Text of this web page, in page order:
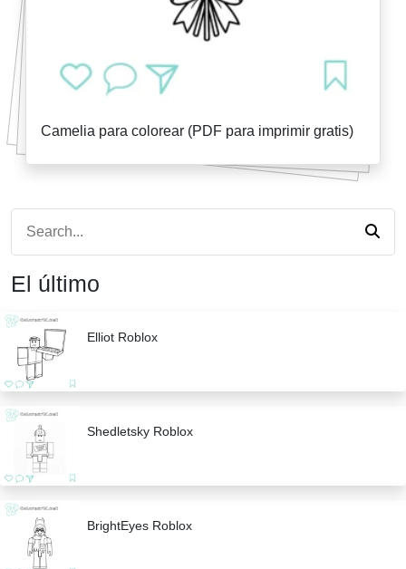
Camelia para colorear (PDF para imprimir gratis)
El último
Elliot Roblox
Shedletsky Roblox
BrightEyes Roblox